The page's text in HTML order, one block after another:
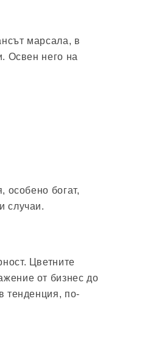
марсала, в
Освен него на
особено богат,
случаи.
Цветните
от бизнес до
тенденция, по-